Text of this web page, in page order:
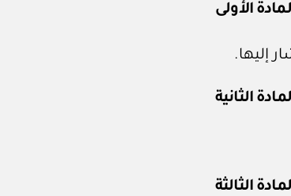
الأولى
إليها.
الثانية
الثالثة